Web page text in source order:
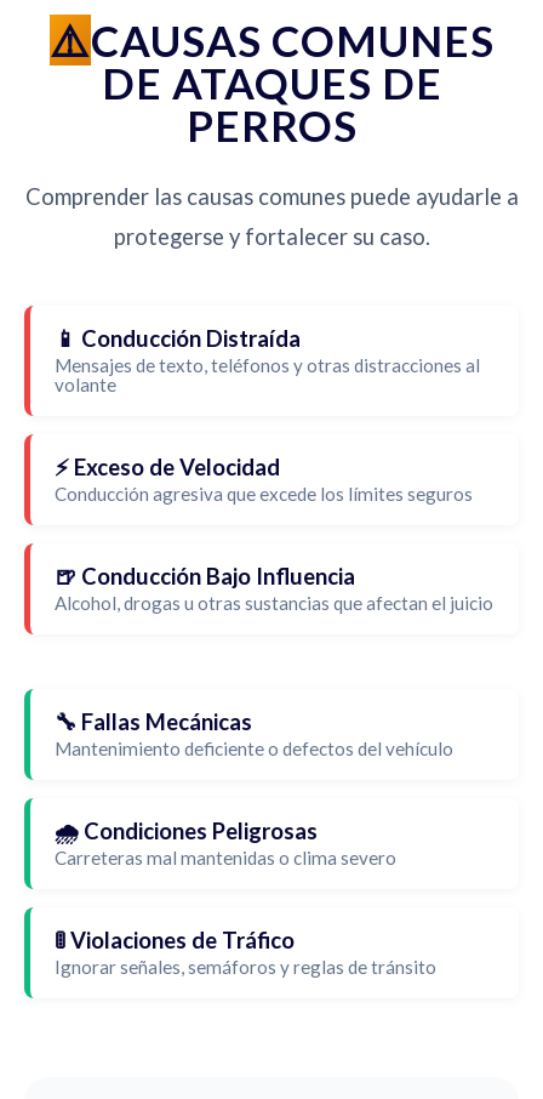
CAUSAS COMUNES
DE ATAQUES DE
PERROS
Comprender las causas comunes puede ayudarle a
protegerse y fortalecer su caso.
📱 Conducción Distraída
Mensajes de texto, teléfonos y otras distracciones al
volante
⚡ Exceso de Velocidad
Conducción agresiva que excede los límites seguros
🍺 Conducción Bajo Influencia
Alcohol, drogas u otras sustancias que afectan el juicio
🔧 Fallas Mecánicas
Mantenimiento deficiente o defectos del vehículo
🌧️ Condiciones Peligrosas
Carreteras mal mantenidas o clima severo
🚦 Violaciones de Tráfico
Ignorar señales, semáforos y reglas de tránsito